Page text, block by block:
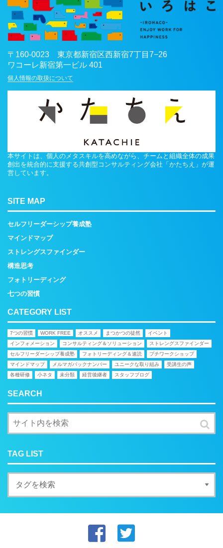
〒 160-0023 東京都新宿区西新宿7丁目7−26
ワコーレ新宿第一ビル 401
個人情報の取扱について
本サイトは、個人のメタスキルを高めながら、チームと組織全体の成果
創出を統合的に支援する共創型コンサルティング会社「かたちえ」が運
営しています。
SITE MAP
セルフリーダーシップ養成塾
マインドマップ
ストレングスファインダー
構造思考
フォトリーディング
七つの習慣
CATEGORY LIST
7つの習慣 WORK FREE オススメ まつかつの徒然
イベント
インフォメーション
コンサルティング＆ソリューション
ストレングスファインダー
セルフリーダーシップ養成塾
フォトリーディング＆速読
プチワークショップ
マインドマップ
メルマガバックナンバー ユニークな取り組み
受講生の声
各種研修
小ネタ 未分類 経営後継者 スタッフブログ
SEARCH
TAG LIST